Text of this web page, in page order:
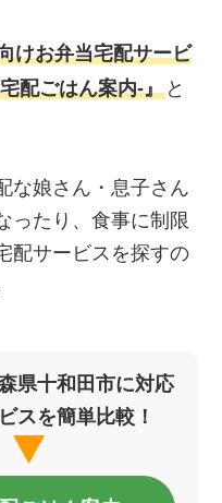
けお弁当宅配サービ
配ごはん案内‐』 と
な娘さん・息子さん
ったり、食事に制限
配サービスを探すの
県十和田市に対応
スを簡単比較！